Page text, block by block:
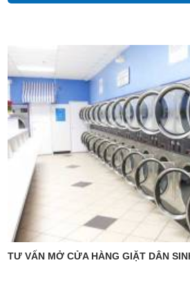
TƯ VẤN MỞ CỬA HÀNG GIẶT DÂN